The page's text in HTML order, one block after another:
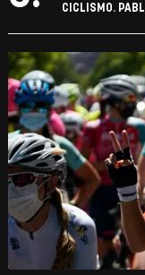
CICLISMO.